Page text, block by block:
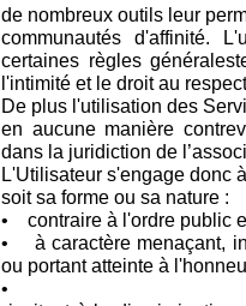
de nombreux outils leur
communautés d'affinité.
certaines règles
l'intimité et le droit au
De plus l'utilisation des
en aucune manière
dans la juridiction de
L'Utilisateur s'engage donc
soit sa forme ou sa nature :
• contraire à l'ordre public
• à caractère menaçant,
ou portant atteinte à
•